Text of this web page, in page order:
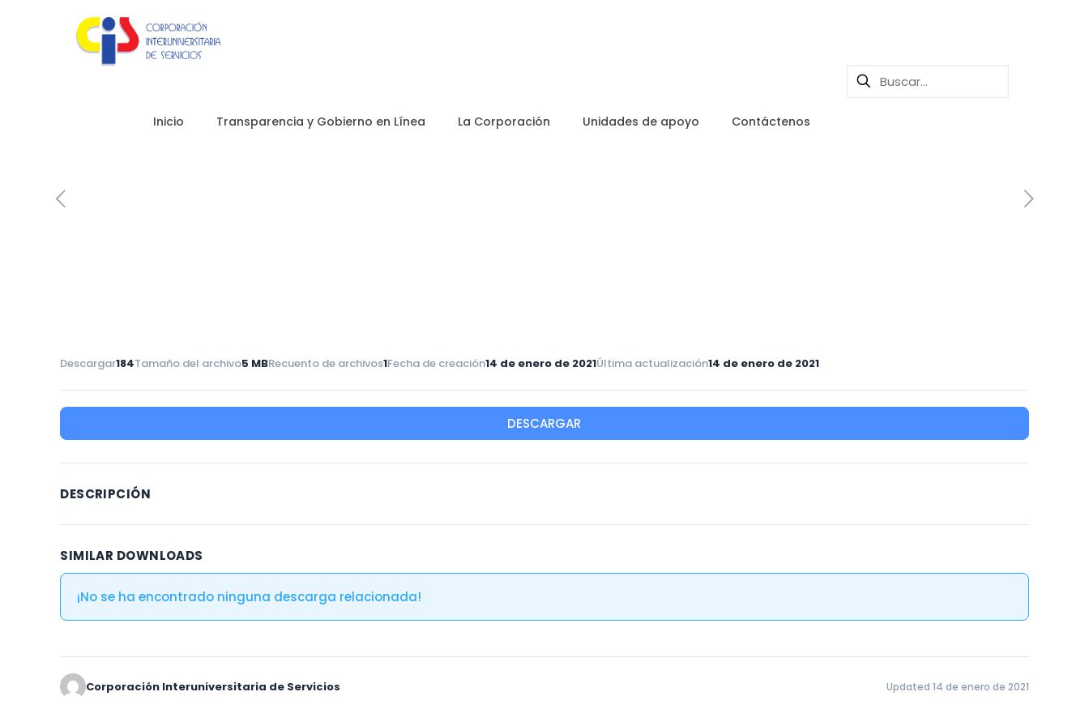
Inicio Transparencia y Gobierno en Línea La Corporación Unidades de apoyo Contáctenos
Descargar184Tamaño del archivo5 MBRecuento de archivos1Fecha de creación14 de enero de 2021Última actualización14 de enero de 2021
DESCARGAR
DESCRIPCIÓN
SIMILAR DOWNLOADS
¡No se ha encontrado ninguna descarga relacionada!
Corporación Interuniversitaria de Servicios Updated 14 de enero de 2021